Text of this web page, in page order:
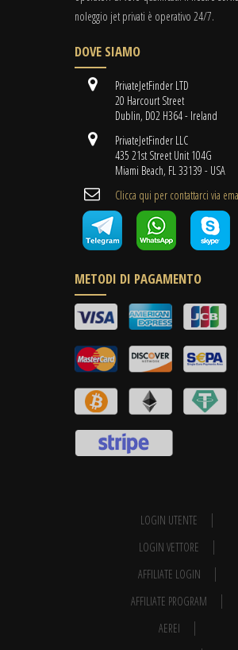
noleggio jet privati è operativo 24/7.
DOVE SIAMO
PrivateJetFinder LTD
20 Harcourt Street
Dublin, D02 H364 - Ireland
PrivateJetFinder LLC
435 21st Street Unit 104G
Miami Beach, FL 33139 - USA
Clicca qui per contattarci via
METODI DI PAGAMENTO
LOGIN UTENTE
LOGIN VETTORE
AFFILIATE LOGIN
AFFILIATE PROGRAM
AEREI